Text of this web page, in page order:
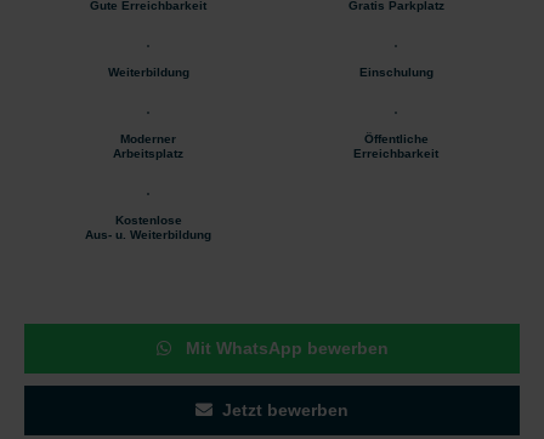
Gute Erreichbarkeit Gratis Parkplatz
Weiterbildung Einschulung
Moderner
Arbeitsplatz
Öffentliche
Erreichbarkeit
Kostenlose
Aus- u. Weiterbildung
Mit WhatsApp bewerben
Jetzt bewerben